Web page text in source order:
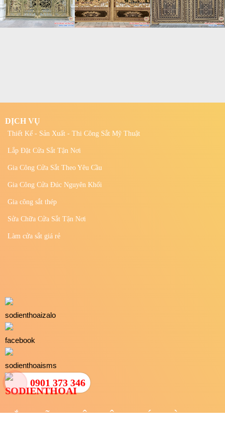
Lắp Đặt Cửa Sắt Tận Nơi
Gia Công Cửa Sắt Theo Yêu Cầu
Gia công sắt thép
Sửa Chữa Cửa Sắt Tận Nơi
Làm cửa sắt giá rẻ
0901 373 346